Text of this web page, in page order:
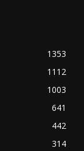
1353
1112
1003
641
442
314